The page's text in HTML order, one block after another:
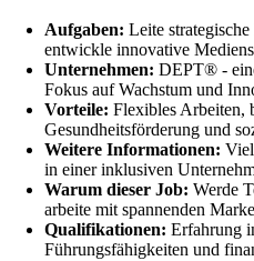
Aufgaben: Leite
entwickle innovative
Unternehmen: DEPT® -
Fokus auf Wachstum und
Vorteile: Flexibles Arbeiten,
Gesundheitsförderung und
Weitere Informationen:
in einer inklusiven
Warum dieser Job: Werde
arbeite mit spannenden
Qualifikationen: Erfahrung
Führungsfähigkeiten und